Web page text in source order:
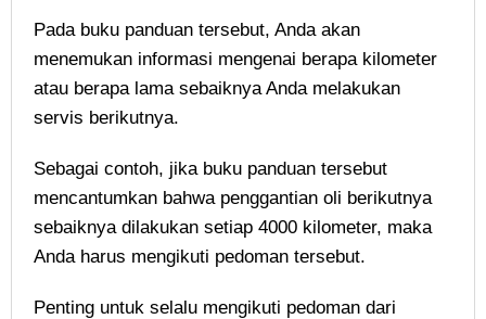
Pada buku panduan tersebut, Anda akan
menemukan informasi mengenai berapa kilometer
atau berapa lama sebaiknya Anda melakukan
servis berikutnya.
Sebagai contoh, jika buku panduan tersebut
mencantumkan bahwa penggantian oli berikutnya
sebaiknya dilakukan setiap 4000 kilometer, maka
Anda harus mengikuti pedoman tersebut.
Penting untuk selalu mengikuti pedoman dari